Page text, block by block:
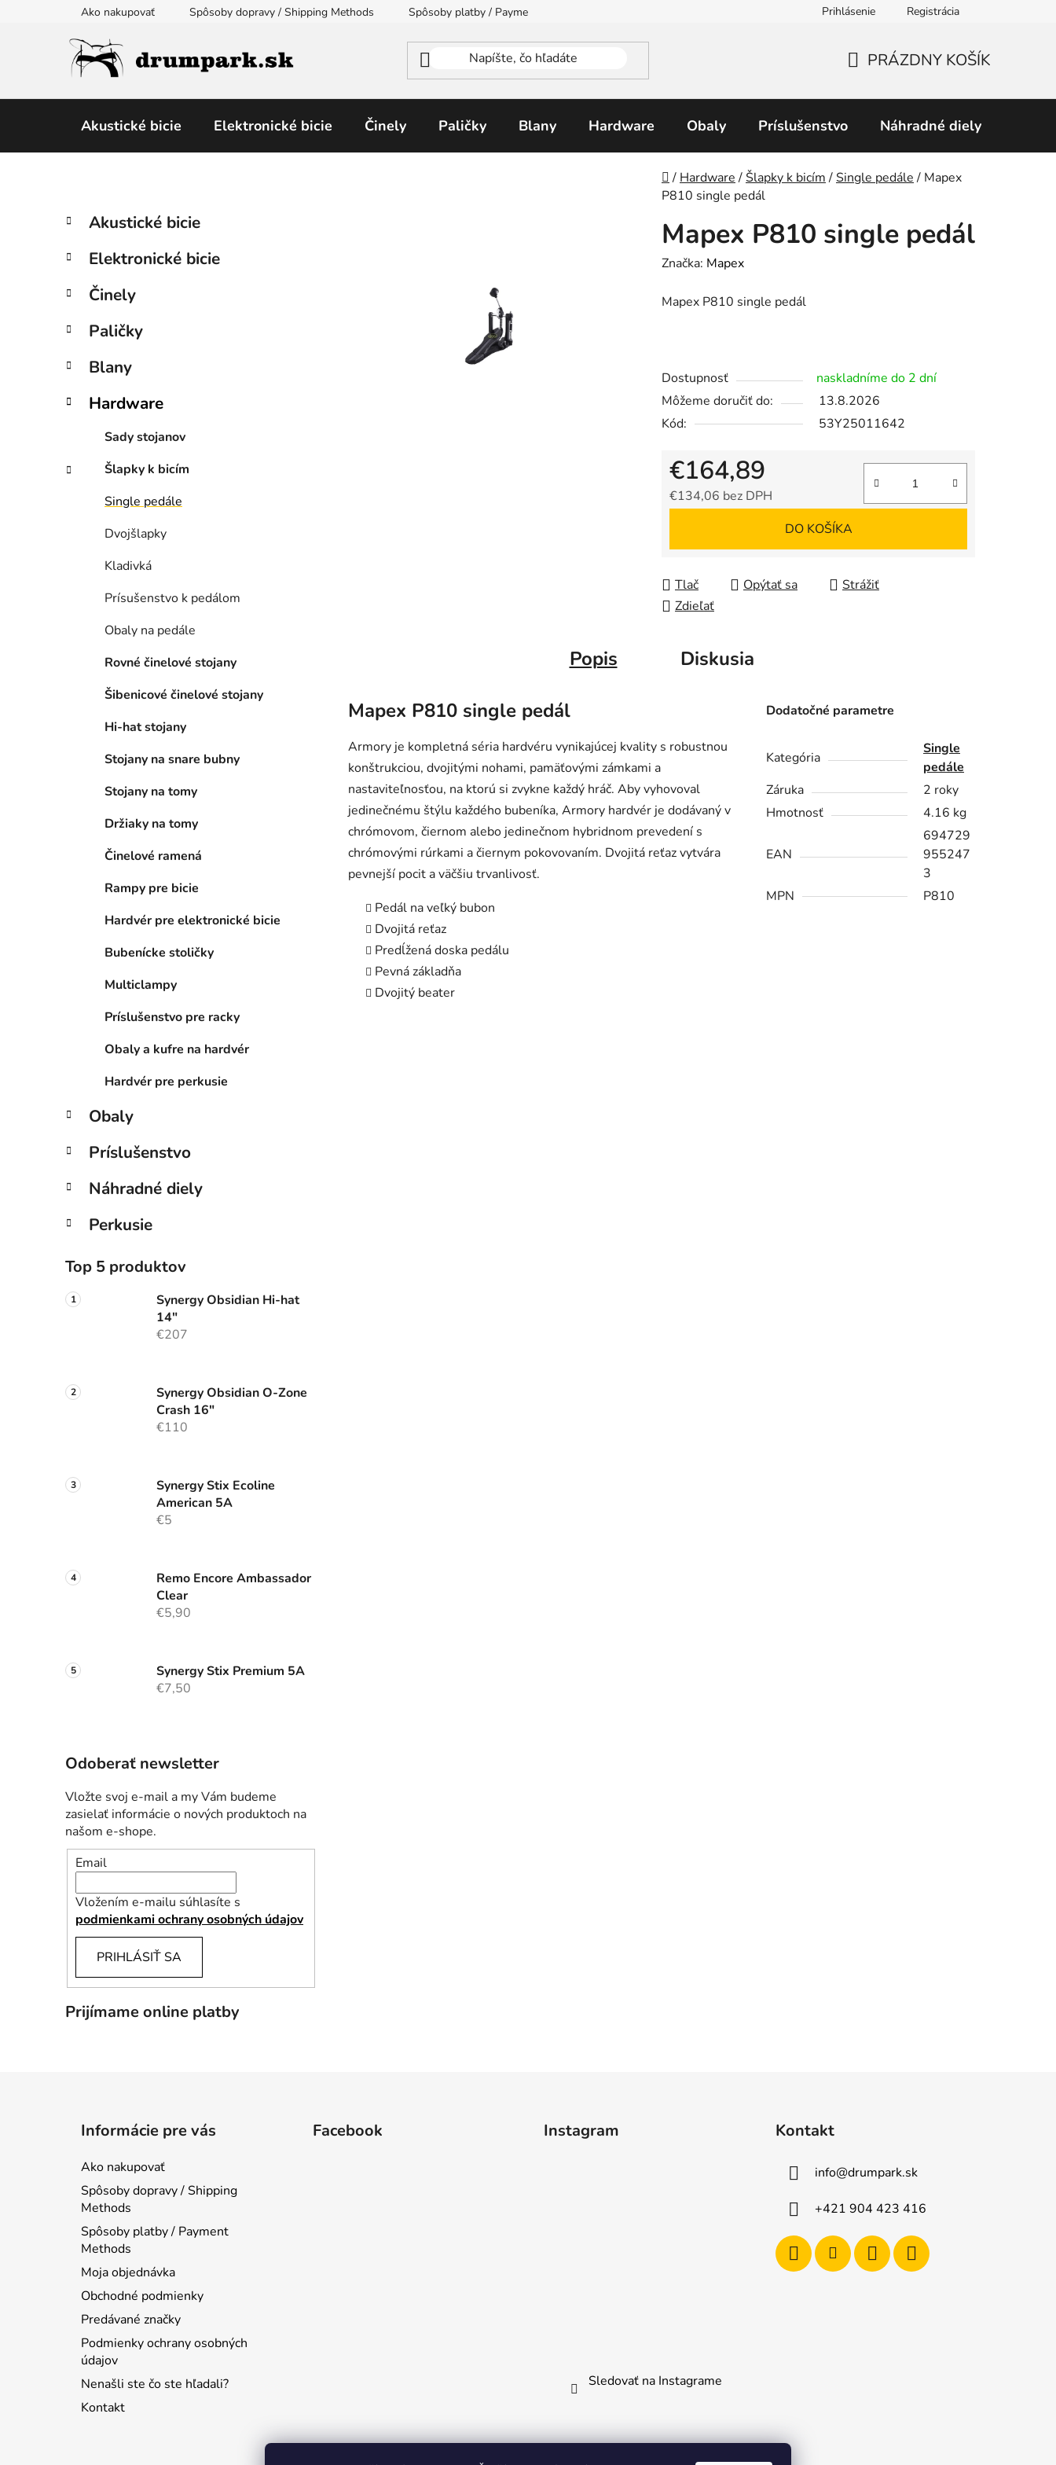
Ako nakupovať Spôsoby dopravy / Shipping Methods Spôsoby platby / Payment Methods Obchodné podmienky Predávané značky
Prihlásenie Registrácia
KOŠÍK
PRÁZDNY KOŠÍK
Akustické bicie Elektronické bicie Činely Paličky Blany Hardware Obaly Príslušenstvo Náhradné diely
Domov
/ Hardware /Šlapky k bicím /Single pedále / Mapex
P810 single pedál
B
č
ý
a
n
e
l
Preskočiť
kategórie
K
a
e
ó
i
Akustické bicie
Elektronické bicie
Činely
Paličky
Blany
Hardware
Sady stojanov
Šlapky k bicím
Single pedále
Dvojšlapky
Kladivká
Prísušenstvo k pedálom
Obaly na pedále
Rovné činelové stojany
Šibenicové činelové stojany
Hi-hat stojany
Stojany na snare bubny
Stojany na tomy
Držiaky na tomy
Činelové ramená
Rampy pre bicie
Hardvér pre elektronické bicie
Bubenícke stoličky
Multiclampy
Príslušenstvo pre racky
Obaly a kufre na hardvér
Hardvér pre perkusie
Obaly
Príslušenstvo
Náhradné diely
Perkusie
Top 5 produktov
Synergy Obsidian Hi-hat
14"
€207
Synergy Obsidian O-Zone
Crash 16"
€110
Synergy Stix Ecoline
American 5A
€5
Remo Encore Ambassador
Clear
€5,90
Synergy Stix Premium 5A
€7,50
Odoberať newsletter
Vložte svoj e-mail a my Vám budeme
zasielať informácie o nových produktoch na
našom e-shope.
Email
Vložením e-mailu súhlasíte s
podmienkami ochrany osobných údajov
PRIHLÁSIŤ SA
Prijímame online platby
Mapex P810 single pedál
Značka: Mapex
Mapex P810 single pedál
Dostupnosť
naskladníme do 2 dní
Môžeme doručiť do:
13.8.2026
Kód:
53Y25011642
€164,89
€134,06 bez DPH
DO KOŠÍKA
Tlač Opýtať sa
Strážiť
Zdieľať
Popis Diskusia
Mapex P810 single pedál
Armory je kompletná séria hardvéru vynikajúcej kvality s robustnou
konštrukciou, dvojitými nohami, pamäťovými zámkami a
nastaviteľnosťou, na ktorú si zvykne každý hráč. Aby vyhovoval
jedinečnému štýlu každého bubeníka, Armory hardvér je dodávaný v
chrómovom, čiernom alebo jedinečnom hybridnom prevedení s
chrómovými rúrkami a čiernym pokovovaním. Dvojitá reťaz vytvára
pevnejší pocit a väčšiu trvanlivosť.
Pedál na veľký bubon
Dvojitá reťaz
Predĺžená doska pedálu
Pevná základňa
Dvojitý beater
Dodatočné parametre
Kategória
Single
pedále
Záruka
2 roky
Hmotnosť
4.16 kg
EAN
694729
955247
3
MPN
P810
Informácie pre vás
Ako nakupovať
Spôsoby dopravy / Shipping
Methods
Spôsoby platby / Payment
Methods
Moja objednávka
Obchodné podmienky
Predávané značky
Podmienky ochrany osobných
údajov
Nenašli ste čo ste hľadali?
Kontakt
Facebook Instagram
Sledovať na Instagrame
Kontakt
info@drumpark.sk
+421 904 423 416